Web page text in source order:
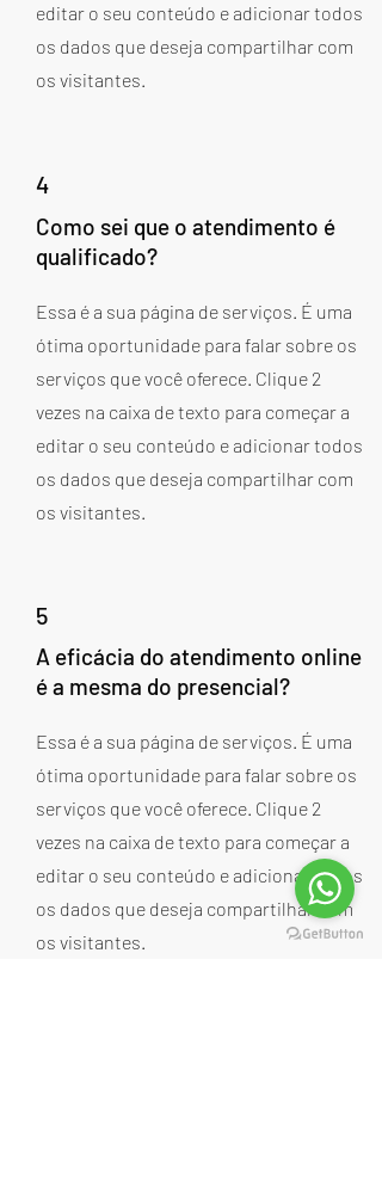
editar o seu conteúdo e adicionar todos
os dados que deseja compartilhar com
os visitantes.
4
Como sei que o atendimento é
qualificado?
Essa é a sua página de serviços. É uma
ótima oportunidade para falar sobre os
serviços que você oferece. Clique 2
vezes na caixa de texto para começar a
editar o seu conteúdo e adicionar todos
os dados que deseja compartilhar com
os visitantes.
5
A eficácia do atendimento online
é a mesma do presencial?
Essa é a sua página de serviços. É uma
ótima oportunidade para falar sobre os
serviços que você oferece. Clique 2
vezes na caixa de texto para começar a
editar o seu conteúdo e adicionar todos
os dados que deseja compartilhar com
os visitantes.